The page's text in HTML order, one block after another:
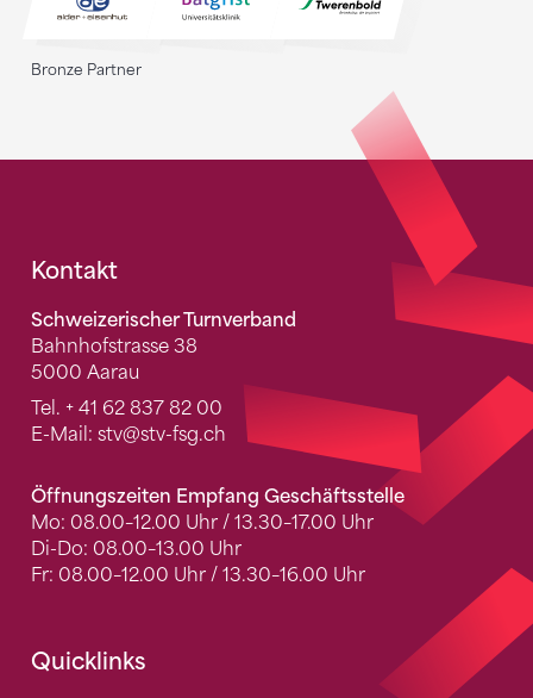
Bronze Partner
Fusszeile
Kontakt
Schweizerischer Turnverband
Bahnhofstrasse 38
5000 Aarau
Tel. + 41 62 837 82 00
E-Mail: stv@stv-fsg.ch
Öffnungszeiten Empfang Geschäftsstelle
Mo: 08.00–12.00 Uhr / 13.30–17.00 Uhr
Di-Do: 08.00–13.00 Uhr
Fr: 08.00–12.00 Uhr / 13.30–16.00 Uhr
Quicklinks